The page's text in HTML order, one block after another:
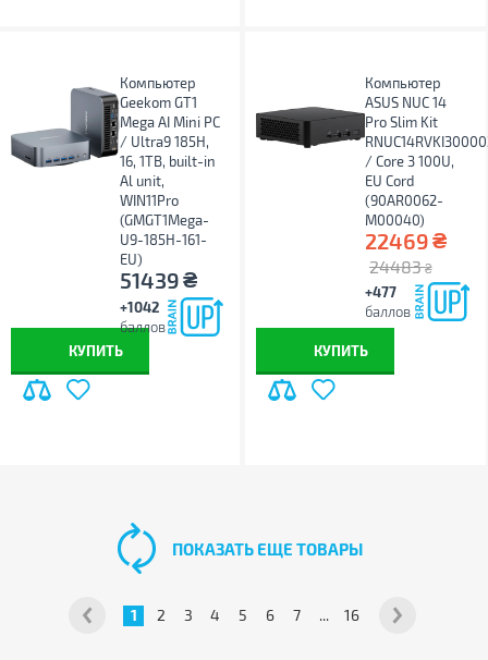
Компьютер
Geekom GT1
Mega AI Mini PC
/ Ultra9 185H,
16, 1TB, built-in
Al unit,
WIN11Pro
(GMGT1Mega-
U9-185H-161-
EU)
51439₴
+1042
баллов
КУПИТЬ
Компьютер
ASUS NUC 14
Pro Slim Kit
/ Core 3 100U,
EU Cord
(90AR0062-
M00040)
22469₴
24483 ₴
+477
баллов
КУПИТЬ
1 2 3 4 5 6 7 ... 16
ПОКАЗАТЬ ЕЩЕ ТОВАРЫ